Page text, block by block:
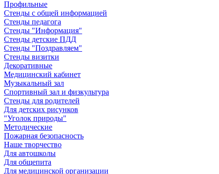
Профильные
Стенды с общей информацией
Стенды педагога
Стенды "Информация"
Стенды детские ПДД
Стенды "Поздравляем"
Стенды визитки
Декоративные
Медицинский кабинет
Музыкальный зал
Спортивный зал и физкультура
Стенды для родителей
Для детских рисунков
"Уголок природы"
Методические
Пожарная безопасность
Наше творчество
Для автошколы
Для общепита
Для медицинской организации